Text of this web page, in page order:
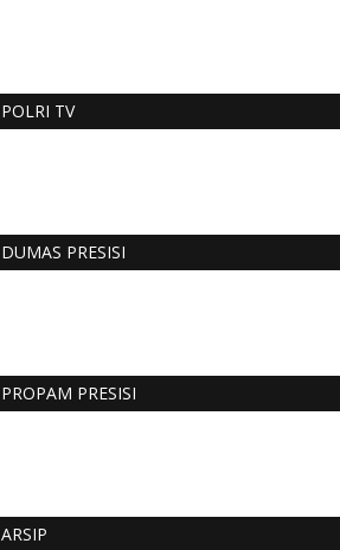
POLRI TV
DUMAS PRESISI
PROPAM PRESISI
ARSIP